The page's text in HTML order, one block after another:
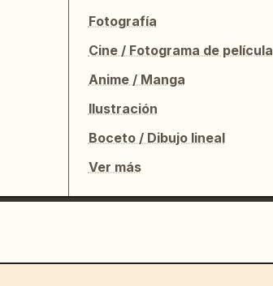
Fotografía
Cine / Fotograma de película
Anime / Manga
Ilustración
Boceto / Dibujo lineal
Ver más